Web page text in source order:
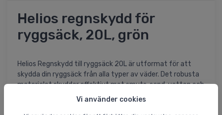
Vi använder cookies
Helios regnskydd för
ryggsäck, 20L, grön
Helios Regnskydd till ryggsäck 20L är utformat för att
skydda din ryggsäck från alla typer av väder. Det robusta
materialet skyddar effektivt mot smuts, sand, vatten och
snö, vilket gör det lämpligt för både vardagsbruk och